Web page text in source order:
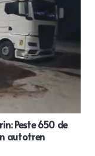
Peste 650 de
autotren